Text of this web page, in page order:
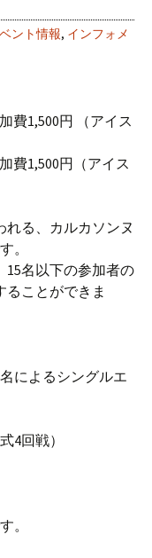
ント情報, インフォメ
費1,500円 （アイス
費1,500円（アイス
れる、カルカソンヌ
会です。
15名以下の参加者の
ことができま
によるシングルエ
4回戦）
定です。